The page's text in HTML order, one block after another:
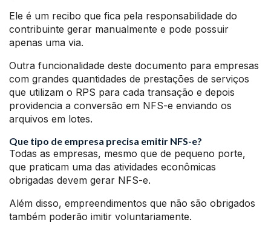
Ele é um recibo que fica pela responsabilidade do
contribuinte gerar manualmente e pode possuir
apenas uma via.
Outra funcionalidade deste documento para empresas
com grandes quantidades de prestações de serviços
que utilizam o RPS para cada transação e depois
providencia a conversão em NFS-e enviando os
arquivos em lotes.
Que tipo de empresa precisa emitir NFS-e?
Todas as empresas, mesmo que de pequeno porte,
que praticam uma das atividades econômicas
obrigadas devem gerar NFS-e.
Além disso, empreendimentos que não são obrigados
também poderão imitir voluntariamente.